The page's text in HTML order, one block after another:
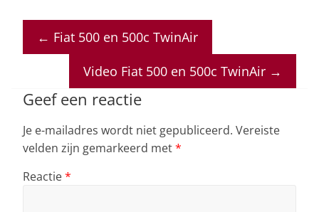
at
s
p
p
c
e
b
o
o
k
k
e
dI
n
re
a
d
s
ai
l
← Fiat 500 en 500c TwinAir
Video Fiat 500 en 500c TwinAir →
Geef een reactie
Je e-mailadres wordt niet gepubliceerd. Vereiste
velden zijn gemarkeerd met*
Reactie*